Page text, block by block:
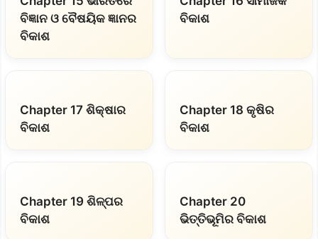
ବିଜ୍ଞାନ ଓ ବୈଷୟିକ ଜ୍ଞାନର
ବିକାଶ
ବିକାଶ
Chapter 17 ଶିକ୍ଷାର
ବିକାଶ
Chapter 18 କୃଷିର
ବିକାଶ
Chapter 19 ଶିଳ୍ପର
ବିକାଶ
Chapter 20
ଭିତ୍ତିଭୂମିର ବିକାଶ